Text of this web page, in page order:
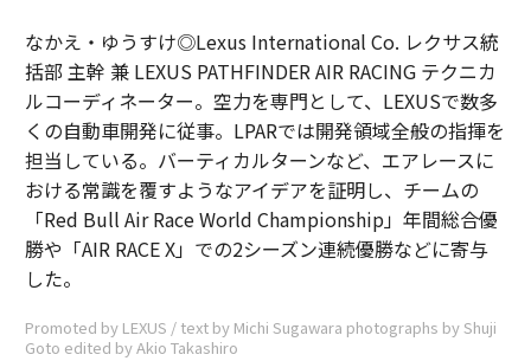
なかえ・ゆうすけ◎Lexus International Co. レクサス統
括部 主幹 兼 LEXUS PATHFINDER AIR RACING テクニカ
ルコーディネーター。空力を専門として、LEXUSで数多
くの自動車開発に従事。LPARでは開発領域全般の指揮を
担当している。バーティカルターンなど、エアレースに
おける常識を覆すようなアイデアを証明し、チームの
「Red Bull Air Race World Championship」年間総合優
勝や「AIR RACE X」での2シーズン連続優勝などに寄与
した。
Promoted by LEXUS / text by Michi Sugawara photographs by Shuji
Goto edited by Akio Takashiro